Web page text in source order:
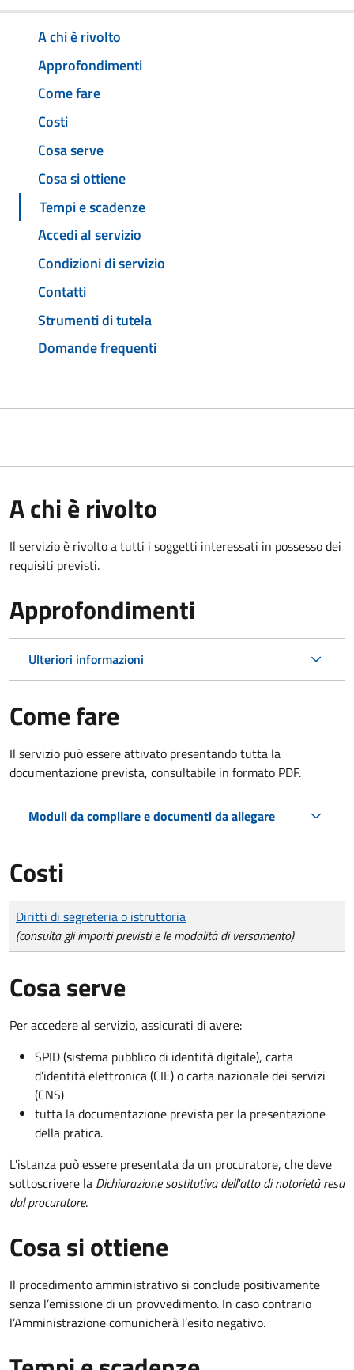
A chi è rivolto
Approfondimenti
Come fare
Costi
Cosa serve
Cosa si ottiene
Tempi e scadenze
Accedi al servizio
Condizioni di servizio
Contatti
Strumenti di tutela
Domande frequenti
A chi è rivolto
Il servizio è rivolto a tutti i soggetti interessati in possesso dei
requisiti previsti.
Approfondimenti
Ulteriori informazioni
Come fare
Il servizio può essere attivato presentando tutta la
documentazione prevista, consultabile in formato PDF.
Moduli da compilare e documenti da allegare
Costi
Tipo di pagamento
Importo
Diritti di segreteria o istruttoria
(consulta gli importi previsti e le modalità di versamento)
Cosa serve
Per accedere al servizio, assicurati di avere:
SPID (sistema pubblico di identità digitale), carta
d’identità elettronica (CIE) o carta nazionale dei servizi
(CNS)
tutta la documentazione prevista per la presentazione
della pratica.
L'istanza può essere presentata da un procuratore, che deve
sottoscrivere la Dichiarazione sostitutiva dell'atto di notorietà resa
dal procuratore.
Cosa si ottiene
Il procedimento amministrativo si conclude positivamente
senza l’emissione di un provvedimento. In caso contrario
l’Amministrazione comunicherà l’esito negativo.